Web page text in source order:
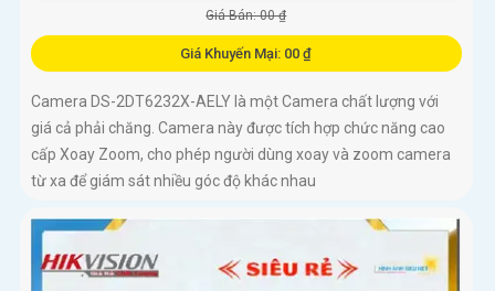
Giá Bán: 00 ₫
Giá Khuyến Mại: 00 ₫
Camera DS-2DT6232X-AELY là một Camera chất lượng với
giá cả phải chăng. Camera này được tích hợp chức năng cao
cấp Xoay Zoom, cho phép người dùng xoay và zoom camera
từ xa để giám sát nhiều góc độ khác nhau